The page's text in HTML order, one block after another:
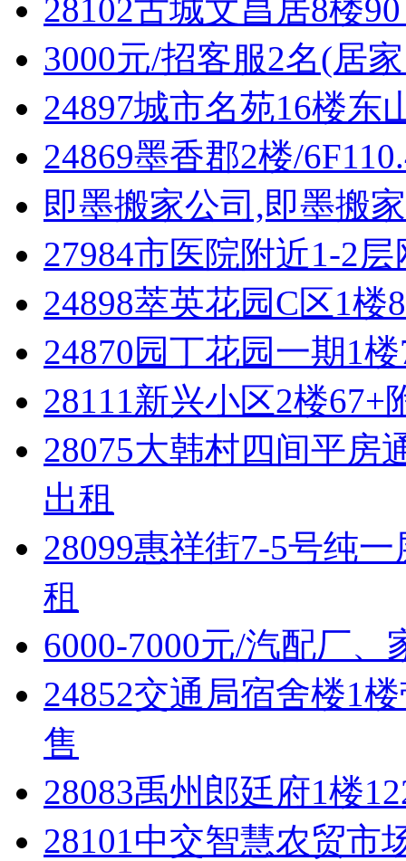
28102古城文昌居8楼
3000元/招客服2名(居
24897城市名苑16楼东
24869墨香郡2楼/
即墨搬家公司,即墨搬家
27984市医院附近1-2
24898萃英花园C区1楼
24870园丁花园一期1
28111新兴小区2楼67+
28075大韩村四间平房
出租
28099惠祥街7-5号纯
租
6000-7000元/汽配厂
24852交通局宿舍楼1
售
28083禹州郎廷府1楼
28101中交智慧农贸市